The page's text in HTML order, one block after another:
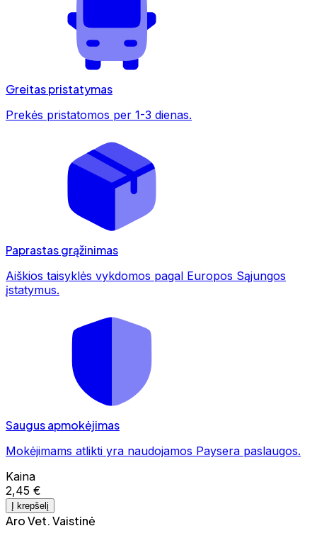
Greitas pristatymas
Prekės pristatomos per 1-3 dienas.
Paprastas grąžinimas
Aiškios taisyklės vykdomos pagal Europos Sąjungos
įstatymus.
Saugus apmokėjimas
Mokėjimams atlikti yra naudojamos Paysera paslaugos.
Kaina
2,45 €
Į krepšelį
Aro Vet. Vaistinė